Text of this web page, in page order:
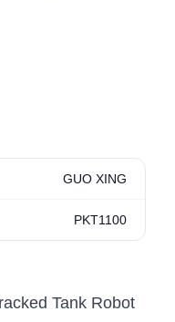
GUO XING
PKT1100
Tank Robot